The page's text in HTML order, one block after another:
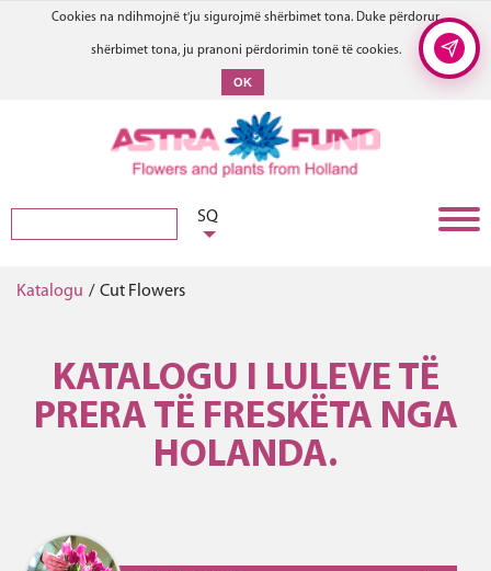
Cookies na ndihmojnë t'ju sigurojmë shërbimet tona. Duke përdorur
shërbimet tona, ju pranoni përdorimin tonë të cookies.
OK
SQ
Katalogu / Cut Flowers
KATALOGU I LULEVE TË
PRERA TË FRESKËTA NGA
HOLANDA.